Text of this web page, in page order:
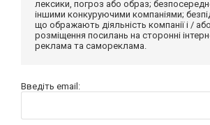
лексики, погроз або образ;
іншими конкуруючими компаніями;
що ображають діяльність компанії і / або
розміщення посилань на сторонні
реклама та самореклама.
Введіть email: